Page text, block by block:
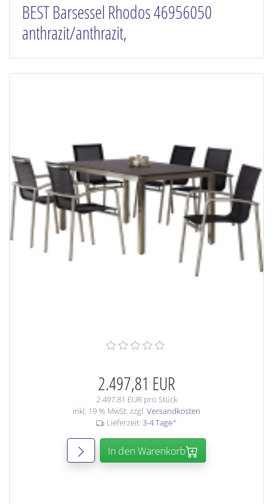
BEST Barsessel Rhodos 46956050
anthrazit/anthrazit,
2.497,81 EUR
2.497,81 EUR pro Stück
inkl. 19 % MwSt. zzgl. Versandkosten
Lieferzeit: 3-4 Tage*
In den Warenkorb